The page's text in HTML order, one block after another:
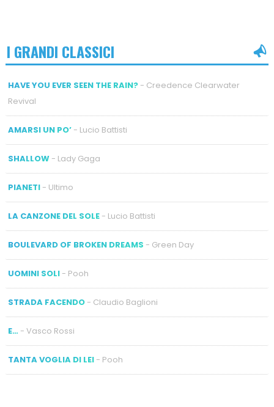
I GRANDI CLASSICI
HAVE YOU EVER SEEN THE RAIN?- Creedence Clearwater
Revival
AMARSI UN PO’- Lucio Battisti
SHALLOW- Lady Gaga
PIANETI- Ultimo
LA CANZONE DEL SOLE- Lucio Battisti
BOULEVARD OF BROKEN DREAMS - Green Day
UOMINI SOLI- Pooh
STRADA FACENDO- Claudio Baglioni
E…- Vasco Rossi
TANTA VOGLIA DI LEI- Pooh